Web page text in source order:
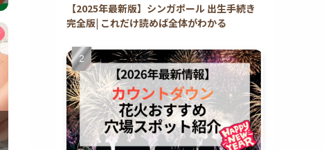
【2025年最新版】シンガポール 出生手続き
完全版| これだけ読めば全体がわかる